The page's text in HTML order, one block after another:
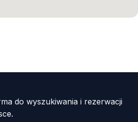
do wyszukiwania i rezerwacji